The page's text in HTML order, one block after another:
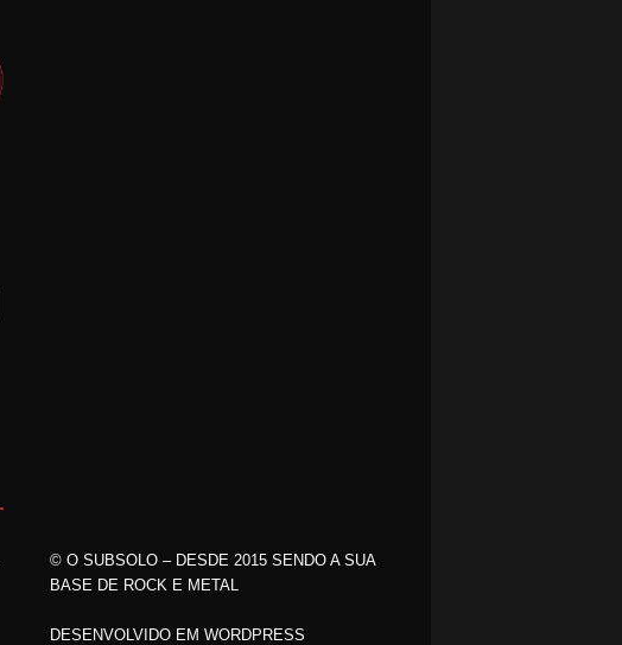
© O SUBSOLO – DESDE 2015 SENDO A SUA
BASE DE ROCK E METAL
DESENVOLVIDO EM WORDPRESS